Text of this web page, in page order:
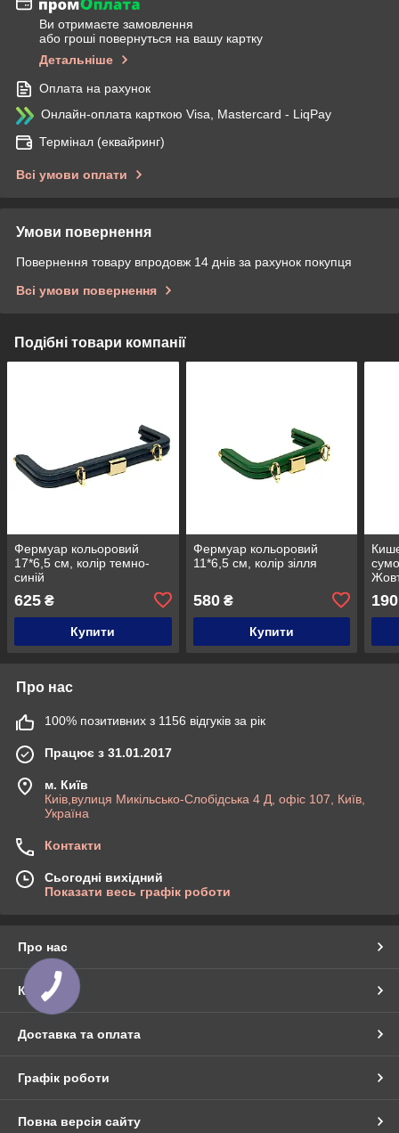
Ви отримаєте замовлення
або гроші повернуться на вашу картку
Детальніше
Оплата на рахунок
Онлайн-оплата карткою Visa, Mastercard - LiqPay
Термінал (еквайринг)
Всі умови оплати
Умови повернення
Повернення товару впродовж 14 днів за рахунок покупця
Всі умови повернення
Подібні товари компанії
Фермуар кольоровий
17*6,5 см, колір темно-
синій
625 ₴
Купити
Фермуар кольоровий
11*6,5 см, колір зілля
580₴
Купити
190
Про нас
100% позитивних з 1156 відгуків за рік
Працює з 31.01.2017
м. Київ
Киів,вулиця Микільсько-Слобідська 4 Д, офіс 107, Київ,
Україна
Контакти
Сьогодні вихідний
Показати весь графік роботи
Про нас
Контакти
Доставка та оплата
Графік роботи
Повна версія сайту